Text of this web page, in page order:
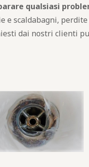
qualsiasi
e scaldabagni,
dai nostri clienti